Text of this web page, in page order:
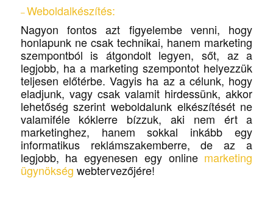
–Weboldalkészítés:
Nagyon fontos azt figyelembe venni, hogy
honlapunk ne csak technikai, hanem marketing
szempontból is átgondolt legyen, sőt, az a
legjobb, ha a marketing szempontot helyezzük
teljesen előtérbe. Vagyis ha az a célunk, hogy
eladjunk, vagy csak valamit hirdessünk, akkor
lehetőség szerint weboldalunk elkészítését ne
valamiféle kóklerre bízzuk, aki nem ért a
marketinghez, hanem sokkal inkább egy
informatikus reklámszakemberre, de az a
legjobb, ha egyenesen egy online marketing
ügynökség webtervezőjére!